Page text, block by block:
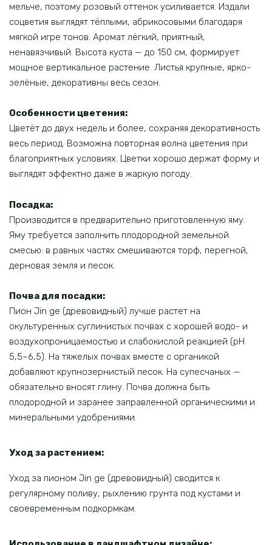
мельче, поэтому розовый оттенок усиливается. Издали
соцветия выглядят тёплыми, абрикосовыми благодаря
мягкой игре тонов. Аромат лёгкий, приятный,
ненавязчивый. Высота куста — до 150 см, формирует
мощное вертикальное растение. Листья крупные, ярко-
зелёные, декоративны весь сезон.
Особенности цветения:
Цветёт до двух недель и более, сохраняя декоративность
весь период. Возможна повторная волна цветения при
благоприятных условиях. Цветки хорошо держат форму и
выглядят эффектно даже в жаркую погоду.
Посадка:
Производится в предварительно приготовленную яму.
Яму требуется заполнить плодородной земельной
смесью: в равных частях смешиваются торф, перегной,
дерновая земля и песок.
Почва для посадки:
Пион Jin ge (древовидный) лучше растет на
окультуренных суглинистых почвах с хорошей водо- и
воздухопроницаемостью и слабокислой реакцией (рН
5,5–6,5). На тяжелых почвах вместе с органикой
добавляют крупнозернистый песок. На супесчаных —
обязательно вносят глину. Почва должна быть
плодородной и заранее заправленной органическими и
минеральными удобрениями.
Уход за растением:
Уход за пионом Jin ge (древовидный) сводится к
регулярному поливу, рыхлению грунта под кустами и
своевременным подкормкам.